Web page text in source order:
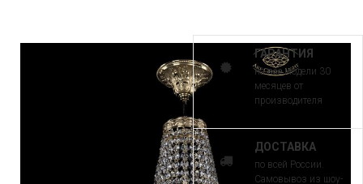
ГАРАНТИЯ
на все модели 30
месяцев от
производителя
ДОСТАВКА
по всей России.
Самовывоз из шоу-